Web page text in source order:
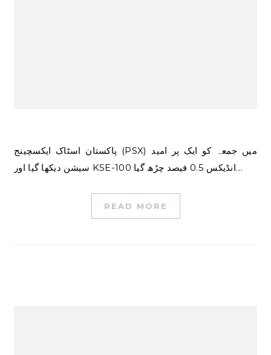
پاکستان اسٹاک ایکسچینج (PSX) میں جمعہ کو ایک پر امید
سیشن دیکھا گیا اور KSE-100 انڈیکس 0.5 فیصد چڑھ گیا…
READ MORE